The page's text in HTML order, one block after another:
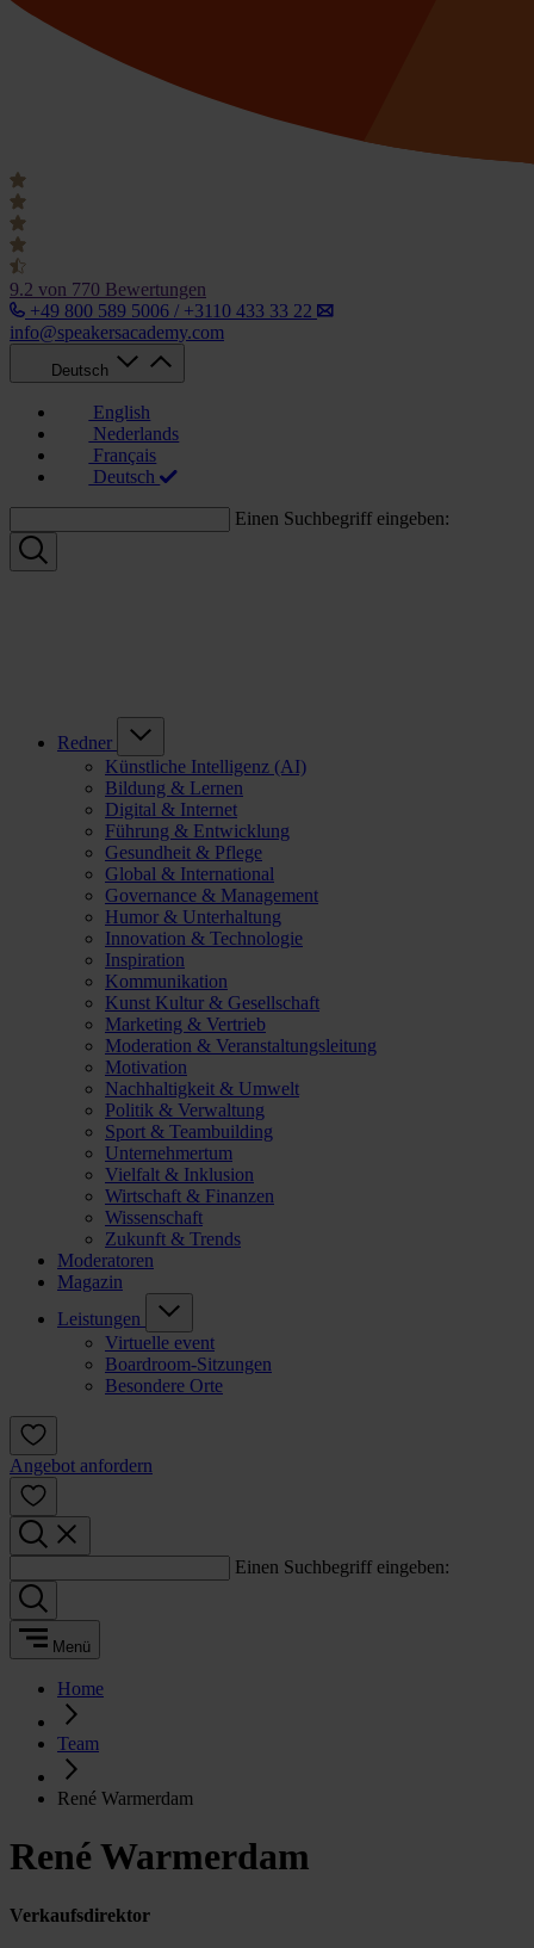
9.2 von 770 Bewertungen
+49 800 589 5006 / +3110 433 33 22
info@speakersacademy.com
Deutsch
English
Nederlands
Français
Deutsch
Einen Suchbegriff eingeben:
Redner
Künstliche Intelligenz (AI)
Bildung & Lernen
Digital & Internet
Führung & Entwicklung
Gesundheit & Pflege
Global & International
Governance & Management
Humor & Unterhaltung
Innovation & Technologie
Inspiration
Kommunikation
Kunst Kultur & Gesellschaft
Marketing & Vertrieb
Moderation & Veranstaltungsleitung
Motivation
Nachhaltigkeit & Umwelt
Politik & Verwaltung
Sport & Teambuilding
Unternehmertum
Vielfalt & Inklusion
Wirtschaft & Finanzen
Wissenschaft
Zukunft & Trends
Moderatoren
Magazin
Leistungen
Virtuelle event
Boardroom-Sitzungen
Besondere Orte
Angebot anfordern
Einen Suchbegriff eingeben:
Menü
Home
Team
René Warmerdam
René Warmerdam
Verkaufsdirektor